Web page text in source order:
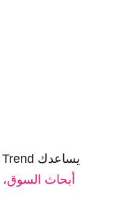
يساعدك Sell The Trend على البقاء في الصدارة في
أبحاث السوق،